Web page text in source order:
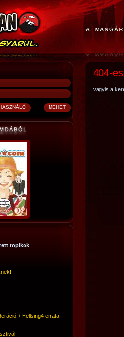
topikok
+ Hellsing4 errata
404-
vagyis a